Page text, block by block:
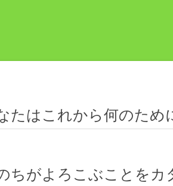
たはこれから何のため
ちがよろこぶことを